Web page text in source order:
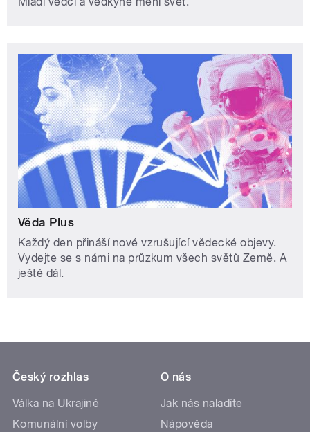
Věda Plus
Každý den přináší nové vzrušující vědecké objevy.
Vydejte se s námi na průzkum všech světů Země. A
ještě dál.
Český rozhlas
Válka na Ukrajině
Komunální volby
O nás
Jak nás naladíte
Nápověda